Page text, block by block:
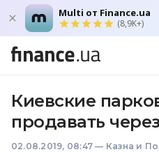
Multi от Finance.ua
(8,9K+)
Киевские
продавать
02.08.2019, 08:47 — Казна и